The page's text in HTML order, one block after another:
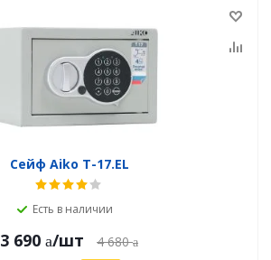
Сейф Aiko T-17.EL
Есть в наличии
3 690 /шт 4 680